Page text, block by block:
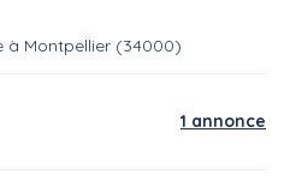
à Montpellier (34000)
1 annonce